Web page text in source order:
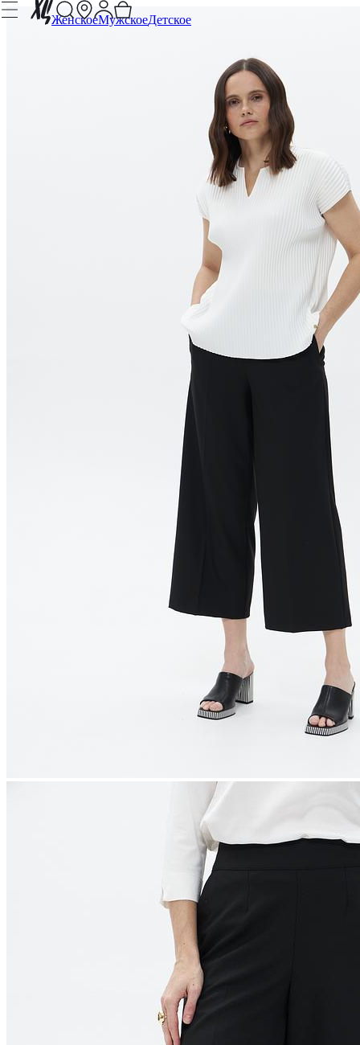
ЖенскоеМужскоеДетское